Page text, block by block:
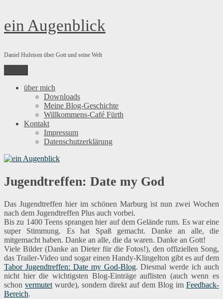
Zum
Inhalt
ein Augenblick
Daniel Hufeisen über Gott und seine Welt
über mich
Downloads
Meine Blog-Geschichte
Willkommens-Café Fürth
Kontakt
Impressum
Datenschutzerklärung
Jugendtreffen: Date my God
Das Jugendtreffen hier im schönen Marburg ist nun zwei Wochen
nach dem Jugendtreffen Plus auch vorbei.
Bis zu 1400 Teens sprangen hier auf dem Gelände rum. Es war eine
super Stimmung. Es hat Spaß gemacht. Danke an alle, die
mitgemacht haben. Danke an alle, die da waren. Danke an Gott!
Viele Bilder (Danke an Dieter für die Fotos!), den offiziellen Song,
das Trailer-Video und sogar einen Handy-Klingelton gibt es auf dem
Tabor Jugendtreffen: Date my God-Blog. Diesmal werde ich auch
nicht hier die wichtigsten Blog-Einträge auflisten (auch wenn es
schon vermutet wurde), sondern direkt auf dem Blog im Feedback-
Bereich.